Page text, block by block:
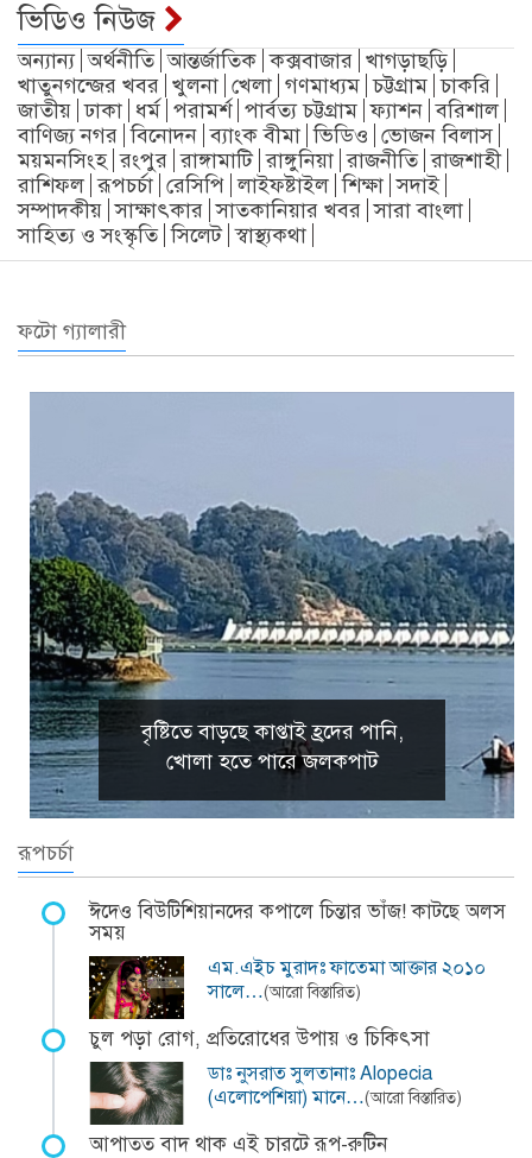
ভিডিও নিউজ
অন্যান্য অর্থনীতি আন্তর্জাতিক কক্সবাজার খাগড়াছড়ি
খাতুনগন্জের খবর খুলনা খেলা গণমাধ্যম চট্টগ্রাম চাকরি
জাতীয় ঢাকা ধর্ম পরামর্শ পার্বত্য চট্টগ্রাম ফ্যাশন বরিশাল
বাণিজ্য নগর বিনোদন ব্যাংক বীমা ভিডিও ভোজন বিলাস
ময়মনসিংহ রংপুর রাঙ্গামাটি রাঙ্গুনিয়া রাজনীতি রাজশাহী
রাশিফল রূপচর্চা রেসিপি লাইফষ্টাইল শিক্ষা সদাই
সম্পাদকীয় সাক্ষাৎকার সাতকানিয়ার খবর সারা বাংলা
সাহিত্য ও সংস্কৃতি সিলেট স্বাস্থ্যকথা
ফটো গ্যালারী
বৃষ্টিতে বাড়ছে কাপ্তাই হ্রদের পানি,
খোলা হতে পারে জলকপাট
রূপচর্চা
ঈদেও বিউটিশিয়ানদের কপালে চিন্তার ভাঁজ! কাটছে অলস
সময়
এম.এইচ মুরাদঃ ফাতেমা আক্তার ২০১০
সালে…(আরো বিস্তারিত)
চুল পড়া রোগ, প্রতিরোধের উপায় ও চিকিৎসা
ডাঃ নুসরাত সুলতানাঃ Alopecia
(এলোপেশিয়া) মানে…(আরো বিস্তারিত)
আপাতত বাদ থাক এই চারটে রূপ-রুটিন